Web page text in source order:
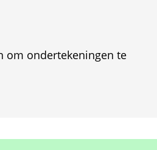
om ondertekeningen te